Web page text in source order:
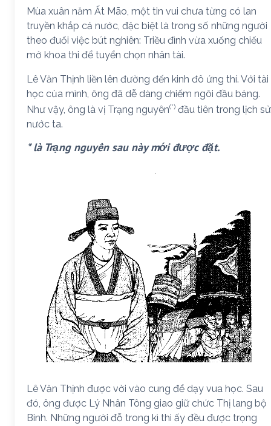
Mùa xuân năm Ất Mão, một tin vui chưa từng có lan
truyền khắp cả nước, đặc biệt là trong số những người
theo đuổi việc bút nghiên: Triều đình vừa xuống chiếu
mở khoa thi để tuyển chọn nhân tài.
Lê Văn Thịnh liền lên đường đến kinh đô ứng thí. Với tài
học của mình, ông đã dễ dàng chiếm ngôi đầu bảng.
Như vậy, ông là vị Trạng nguyên(*) đầu tiên trong lịch sử
nước ta.
* là Trạng nguyên sau này mới được đặt.
Lê Văn Thịnh được vời vào cung để dạy vua học. Sau
đó, ông được Lý Nhân Tông giao giữ chức Thị lang bộ
Binh. Những người đỗ trong kì thi ấy đều được trọng